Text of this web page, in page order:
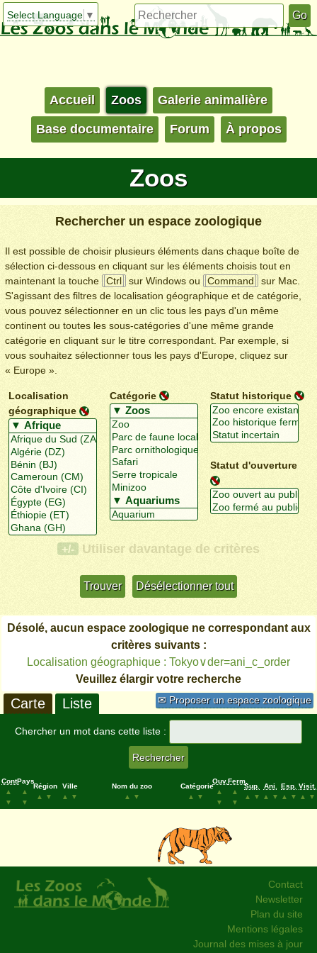
Select Language ▼
Accueil Zoos Galerie animalière
Base documentaire Forum À propos
Zoos
Rechercher un espace zoologique
Il est possible de choisir plusieurs éléments dans chaque boîte de
sélection ci-dessous en cliquant sur les éléments choisis tout en
maintenant la touche
Ctrl sur Windows ou Command
sur Mac.
S'agissant des filtres de localisation géographique et de catégorie,
vous pouvez sélectionner en un clic tous les pays d'un même
continent ou toutes les sous-catégories d'une même grande
catégorie en cliquant sur le titre correspondant. Par exemple, si
vous souhaitez sélectionner tous les pays d'Europe, cliquez sur
« Europe ».
Localisation
géographique
Catégorie Statut historique
Statut d'ouverture
+/- Utiliser davantage de critères
Désolé, aucun espace zoologique ne correspondant aux
critères suivants :
Localisation géographique : Tokyo∨der=ani_c_order
Veuillez élargir votre recherche
✉ Proposer un espace zoologique
Carte Liste
Chercher un mot dans cette liste :
Cont.
▲
▼
Pays
▲
▼
Région
▲
▼
Ville
▲
▼
Nom du zoo
▲
▼
Catégorie
▲
▼
Ouv.
▲
▼
Ferm.
▲
▼
Sup.
▲
▼
Ani.
▲
▼
Esp.
▲
▼
Visit.
▲
▼
Contact
Newsletter
Plan du site
Mentions légales
Journal des mises à jour